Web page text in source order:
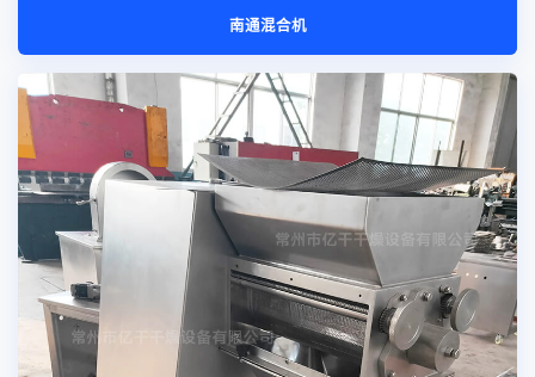
南通混合机